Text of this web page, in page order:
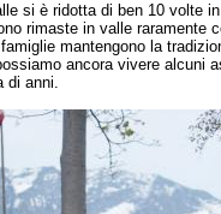
si è ridotta di ben 10 volte
rimaste in valle raramente
mantengono la
ancora vivere alcuni
di anni.